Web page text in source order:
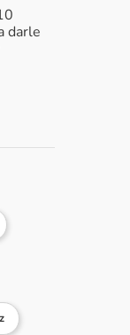
darle